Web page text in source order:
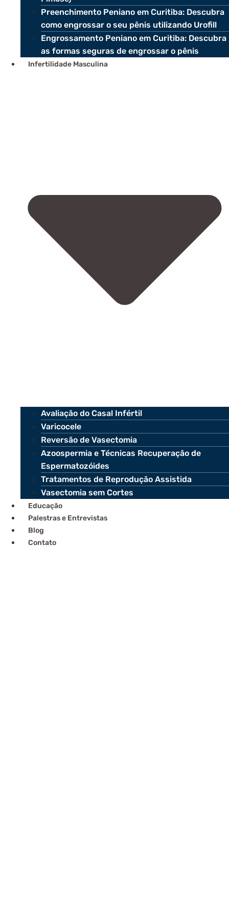
Preenchimento Peniano em Curitiba: Descubra
como engrossar o seu pênis utilizando Urofill
Engrossamento Peniano em Curitiba: Descubra
as formas seguras de engrossar o pênis
Infertilidade Masculina
Avaliação do Casal Infértil
Varicocele
Reversão de Vasectomia
Azoospermia e Técnicas Recuperação de
Espermatozóides
Tratamentos de Reprodução Assistida
Vasectomia sem Cortes
Educação
Palestras e Entrevistas
Blog
Contato